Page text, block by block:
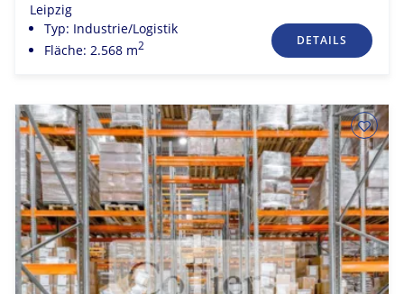
Leipzig
Typ: Industrie/Logistik
Fläche: 2.568 m2 DETAILS